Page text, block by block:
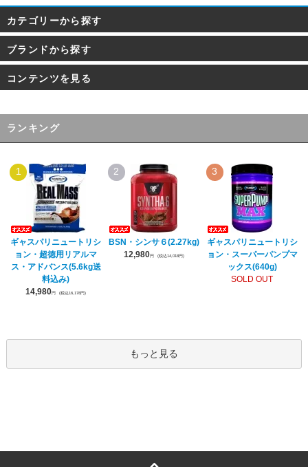
カテゴリーから探す
ブランドから探す
コンテンツを見る
ランキング
1
ギャスパリニュートリシ
ョン・超徳用リアルマ
ス・アドバンス(5.6kg送
料込み)
14,980円 (税込16,178円)
2
BSN・シンサ６(2.27kg)
12,980円 (税込14,018円)
3
ギャスパリニュートリシ
ョン・スーパーパンプマ
ックス(640g)
SOLD OUT
もっと見る